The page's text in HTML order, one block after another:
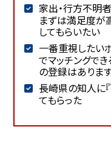
家出・行方不明
まずは満足度が
してもらいたい
一番重視したい
でマッチングで
の登録はありま
長崎県の知人に
てもらった